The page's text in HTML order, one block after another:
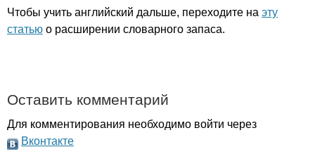
Чтобы учить английский дальше, переходите на эту
статью о расширении словарного запаса.
Оставить комментарий
Для комментирования необходимо войти через
Вконтакте